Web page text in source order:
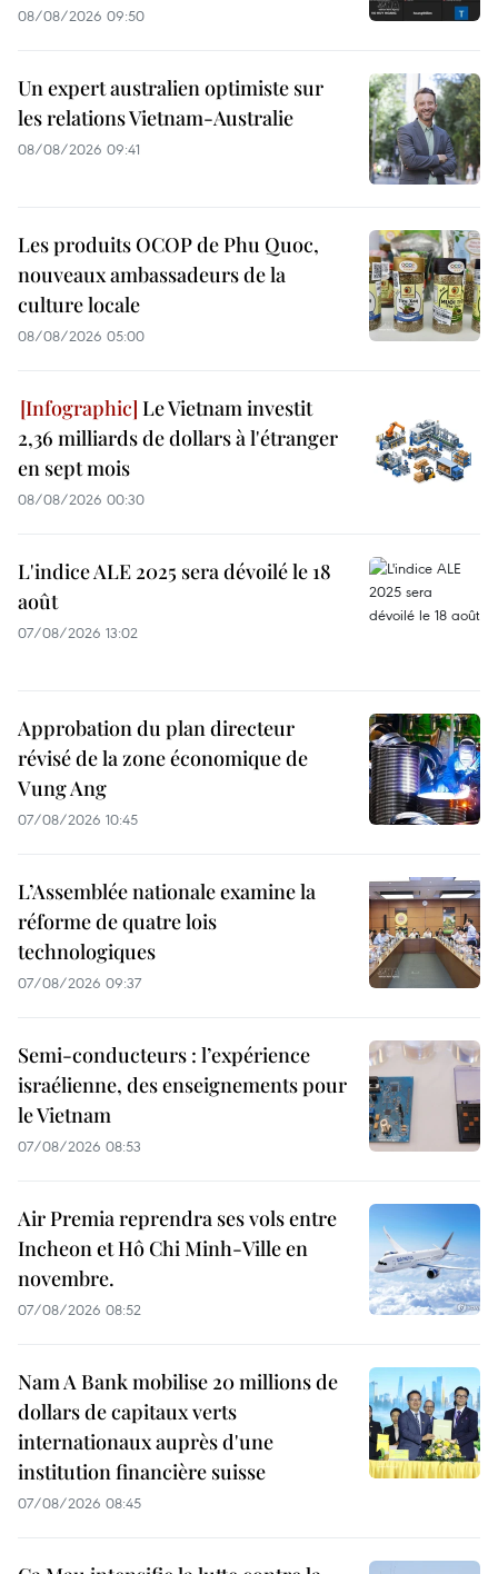
08/08/2026 09:50
Un expert australien optimiste sur
les relations Vietnam-Australie
08/08/2026 09:41
Les produits OCOP de Phu Quoc,
nouveaux ambassadeurs de la
culture locale
08/08/2026 05:00
Le Vietnam investit
2,36 milliards de dollars à l'étranger
en sept mois
08/08/2026 00:30
L'indice ALE 2025 sera dévoilé le 18
août
07/08/2026 13:02
Approbation du plan directeur
révisé de la zone économique de
Vung Ang
07/08/2026 10:45
L’Assemblée nationale examine la
réforme de quatre lois
technologiques
07/08/2026 09:37
Semi-conducteurs : l’expérience
israélienne, des enseignements pour
le Vietnam
07/08/2026 08:53
Air Premia reprendra ses vols entre
Incheon et Hô Chi Minh-Ville en
novembre.
07/08/2026 08:52
Nam A Bank mobilise 20 millions de
dollars de capitaux verts
internationaux auprès d'une
institution financière suisse
07/08/2026 08:45